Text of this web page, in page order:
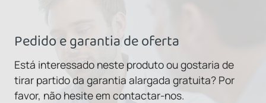
Pedido e garantia de oferta
Está interessado neste produto ou gostaria de
tirar partido da garantia alargada gratuita? Por
favor, não hesite em contactar-nos.